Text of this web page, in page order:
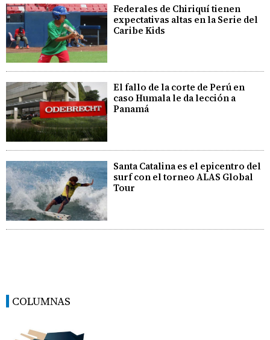
Federales de Chiriquí tienen
expectativas altas en la Serie del
Caribe Kids
El fallo de la corte de Perú en
caso Humala le da lección a
Panamá
Santa Catalina es el epicentro del
surf con el torneo ALAS Global
Tour
COLUMNAS